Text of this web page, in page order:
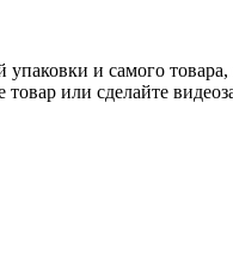
упаковки и самого
или сделайте